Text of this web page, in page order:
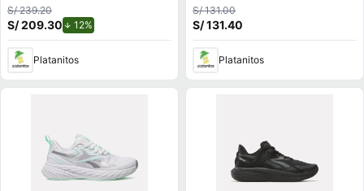
S/ 239.20
S/ 209.30 12%
Platanitos
S/ 131.00
S/ 131.40
Platanitos